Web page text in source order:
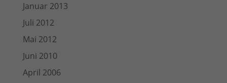
Januar 2013
Juli 2012
Mai 2012
Juni 2010
April 2006